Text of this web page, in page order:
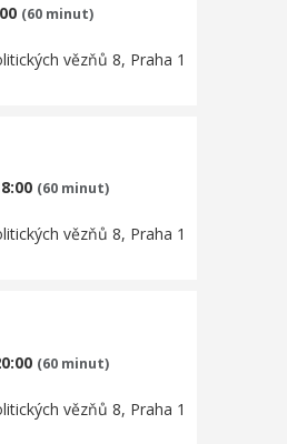
(60 minut)
vězňů 8, Praha 1
(60 minut)
vězňů 8, Praha 1
(60 minut)
vězňů 8, Praha 1